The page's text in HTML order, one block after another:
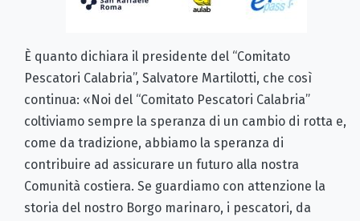
È quanto dichiara il presidente del “Comitato
Pescatori Calabria”, Salvatore Martilotti, che così
continua: «Noi del “Comitato Pescatori Calabria”
coltiviamo sempre la speranza di un cambio di rotta e,
come da tradizione, abbiamo la speranza di
contribuire ad assicurare un futuro alla nostra
Comunità costiera. Se guardiamo con attenzione la
storia del nostro Borgo marinaro, i pescatori, da